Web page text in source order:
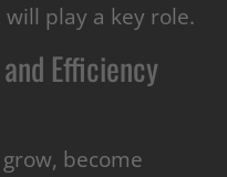
will play a key role.
Efficiency
become